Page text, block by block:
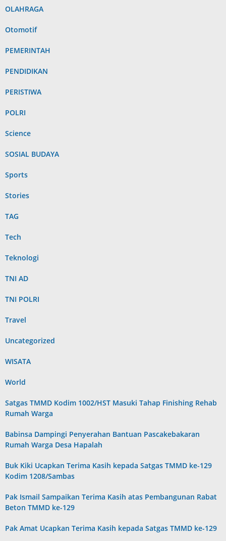
OLAHRAGA
Otomotif
PEMERINTAH
PENDIDIKAN
PERISTIWA
POLRI
Science
SOSIAL BUDAYA
Sports
Stories
TAG
Tech
Teknologi
TNI AD
TNI POLRI
Travel
Uncategorized
WISATA
World
Satgas TMMD Kodim 1002/HST Masuki Tahap Finishing Rehab
Rumah Warga
Babinsa Dampingi Penyerahan Bantuan Pascakebakaran
Rumah Warga Desa Hapalah
Buk Kiki Ucapkan Terima Kasih kepada Satgas TMMD ke-129
Kodim 1208/Sambas
Pak Ismail Sampaikan Terima Kasih atas Pembangunan Rabat
Beton TMMD ke-129
Pak Amat Ucapkan Terima Kasih kepada Satgas TMMD ke-129